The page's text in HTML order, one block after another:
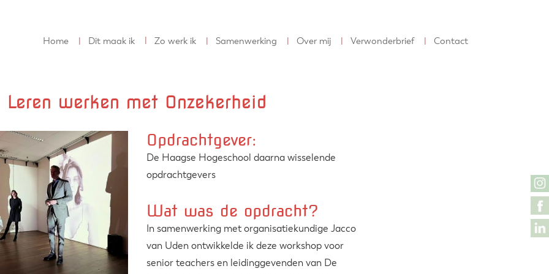
Home Dit maak ik Zo werk ik Samenwerking Over mij Verwonderbrief Contact
Leren werken met Onzekerheid
Opdrachtgever:
De Haagse Hogeschool daarna wisselende
opdrachtgevers
Wat was de opdracht?
In samenwerking met organisatiekundige Jacco
van Uden ontwikkelde ik deze workshop voor
senior teachers en leidinggevenden van De